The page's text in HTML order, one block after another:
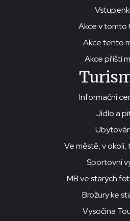
Akce v tomto
Akce tento
Akce příští
Informační
Jídlo a
Ve městě, v okolí,
Sportovní
MB ve starých
Brožury ke
Vysočina